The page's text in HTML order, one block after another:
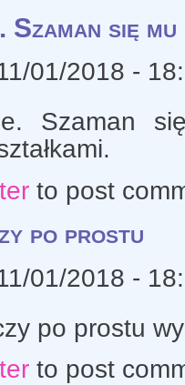
się mu
01/2018 -
Szaman
to post
po prostu
01/2018 -
po prostu
to post